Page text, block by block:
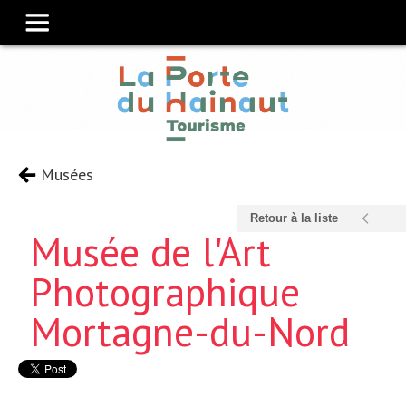
Musées
Retour à la liste
Musée de l'Art
Photographique
Mortagne-du-Nord